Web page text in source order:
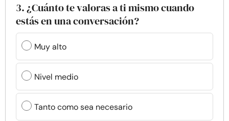
3. ¿Cuánto te valoras a ti mismo cuando
estás en una conversación?
Muy alto
Nivel medio
Tanto como sea necesario